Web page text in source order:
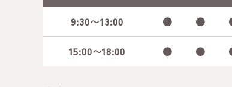
9:30〜13:00 ● ●
15:00〜18:00 ● ●